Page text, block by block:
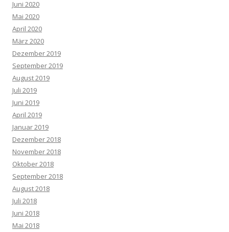
Juni 2020
Mai 2020
April 2020
März 2020
Dezember 2019
September 2019
August 2019
Juli 2019
Juni 2019
April 2019
Januar 2019
Dezember 2018
November 2018
Oktober 2018
September 2018
August 2018
Juli 2018
Juni 2018
Mai 2018